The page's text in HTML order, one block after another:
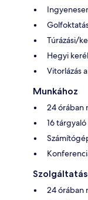
Túrázási/
Hegyi
Vitorlázás
Munkához
24 órában
16 tárgyaló
24 órában